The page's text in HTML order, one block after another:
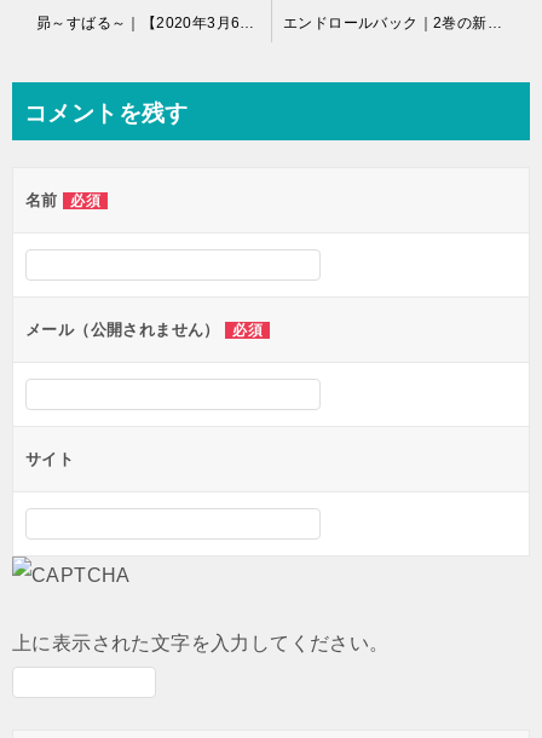
ビ
ー
シ
ン
昴～すばる～｜【2020年3月6日迄全巻公開中！】1巻分はポイント無しで読めます。 エンドロールバック｜2巻の新エピソード追加！
コメントを残す
名前 必須
メール（公開されません） 必須
サイト
上に表示された文字を入力してください。